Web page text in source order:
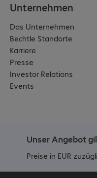
Unternehmen
Das Unternehmen
Bechtle Standorte
Karriere
Presse
Investor Relations
Events
Unser Angebot
Preise in EUR